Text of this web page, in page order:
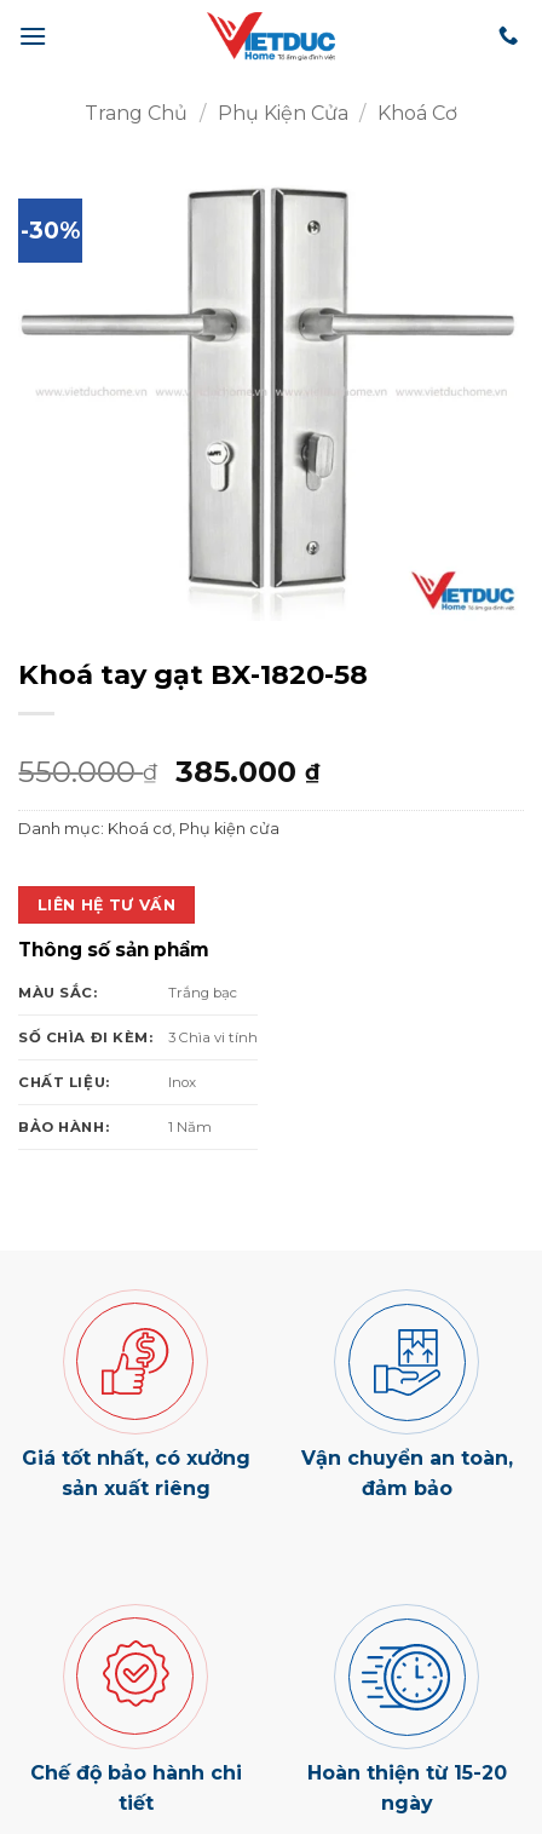
qua
Trang Chủ / Phụ Kiện Cửa / Khoá Cơ
-30%
Khoá tay gạt BX-1820-58
550.000₫
Giá
gốc
là:
385.000 ₫Giá
hiện
Danh mục: Khoá cơ Phụ kiện cửa
LIÊN HỆ TƯ VẤN
Thông số sản phẩm
MÀU SẮC: Trắng bạc
SỐ CHÌA ĐI KÈM: 3 Chìa vi tính
CHẤT LIỆU: Inox
BẢO HÀNH: 1 Năm
Giá tốt nhất, có xưởng
sản xuất riêng
Vận chuyển an toàn,
đảm bảo
Chế độ bảo hành chi
tiết
Hoàn thiện từ 15-20
ngày